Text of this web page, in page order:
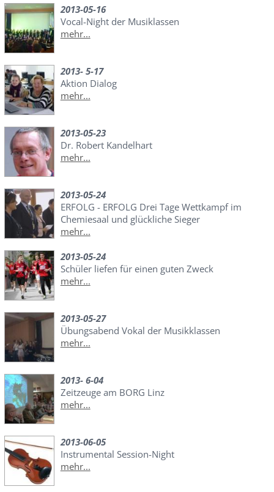
2013-05-16
Vocal-Night der Musiklassen
mehr...
2013- 5-17
Aktion Dialog
mehr...
2013-05-23
Dr. Robert Kandelhart
mehr...
2013-05-24
ERFOLG - ERFOLG Drei Tage Wettkampf im
Chemiesaal und glückliche Sieger
mehr...
2013-05-24
Schüler liefen für einen guten Zweck
mehr...
2013-05-27
Übungsabend Vokal der Musikklassen
mehr...
2013- 6-04
Zeitzeuge am BORG Linz
mehr...
2013-06-05
Instrumental Session-Night
mehr...